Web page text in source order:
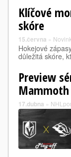
Klíčové
skóre
15.června »
Hokejové
důležitá skóre,
Preview
Mammoth
17.dubna »